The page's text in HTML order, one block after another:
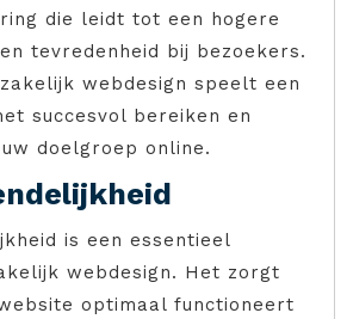
die leidt tot een hogere
tevredenheid bij bezoekers.
webdesign speelt een
succesvol bereiken en
doelgroep online.
is een essentieel
webdesign. Het zorgt
optimaal functioneert